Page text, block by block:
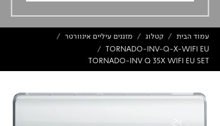
עמוד הבית / קטלוג / מזגנים עיליים אינוורטר /
TORNADO-INV-Q-X-WIFI EU
/
TORNADO-INV Q 35X WIFI EU SET